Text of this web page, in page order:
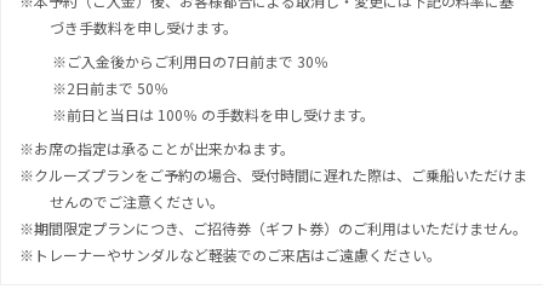
づき手数料を申し受けます。
ご入金後からご利用日の7日前まで 30％
2日前まで 50％
前日と当日は 100％ の手数料を申し受けます。
お席の指定は承ることが出来かねます。
クルーズプランをご予約の場合、受付時間に遅れた際は、ご乗船いただけま
せんのでご注意ください。
期間限定プランにつき、ご招待券（ギフト券）のご利用はいただけません。
トレーナーやサンダルなど軽装でのご来店はご遠慮ください。